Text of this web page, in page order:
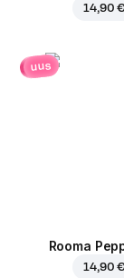
14,90 €
uus
Rooma
14,90 €